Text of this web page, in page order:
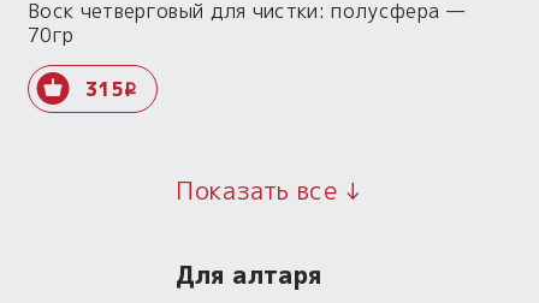
Воск четверговый для чистки: полусфера —
70гр
315i
Показать все ↓
Для алтаря